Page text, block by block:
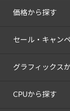
価格から探す
セール・キャン
グラフィックス
CPUから探す